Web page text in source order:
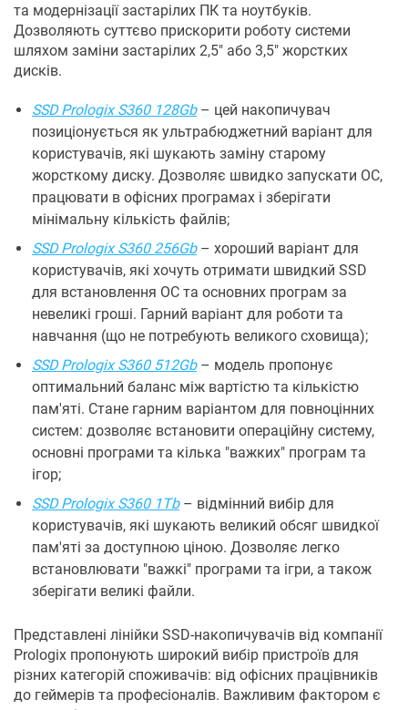
та модернізації застарілих ПК та ноутбуків.
Дозволяють суттєво прискорити роботу системи
шляхом заміни застарілих 2,5" або 3,5" жорстких
дисків.
SSD Prologix S360 128Gb– цей накопичувач
позиціонується як ультрабюджетний варіант для
користувачів, які шукають заміну старому
жорсткому диску. Дозволяє швидко запускати ОС,
працювати в офісних програмах і зберігати
мінімальну кількість файлів;
SSD Prologix S360 256Gb– хороший варіант для
користувачів, які хочуть отримати швидкий SSD
для встановлення ОС та основних програм за
невеликі гроші. Гарний варіант для роботи та
навчання (що не потребують великого сховища);
SSD Prologix S360 512Gb– модель пропонує
оптимальний баланс між вартістю та кількістю
пам'яті. Стане гарним варіантом для повноцінних
систем: дозволяє встановити операційну систему,
основні програми та кілька "важких" програм та
ігор;
SSD Prologix S360 1Tb– відмінний вибір для
користувачів, які шукають великий обсяг швидкої
пам'яті за доступною ціною. Дозволяє легко
встановлювати "важкі" програми та ігри, а також
зберігати великі файли.
Представлені лінійки SSD-накопичувачів від компанії
Prologix пропонують широкий вибір пристроїв для
різних категорій споживачів: від офісних працівників
до геймерів та професіоналів. Важливим фактором є